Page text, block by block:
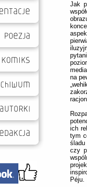
Jak
na
ich
tym
śladu
czy
Péju.